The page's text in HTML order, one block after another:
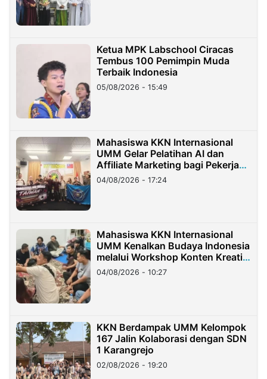
Ketua MPK Labschool Ciracas
Tembus 100 Pemimpin Muda
Terbaik Indonesia
05/08/2026 - 15:49
Mahasiswa KKN Internasional
UMM Gelar Pelatihan AI dan
Affiliate Marketing bagi Pekerja
Migran Indonesia di Taiwan
04/08/2026 - 17:24
Mahasiswa KKN Internasional
UMM Kenalkan Budaya Indonesia
melalui Workshop Konten Kreatif
di Taiwan
04/08/2026 - 10:27
KKN Berdampak UMM Kelompok
167 Jalin Kolaborasi dengan SDN
1 Karangrejo
02/08/2026 - 19:20